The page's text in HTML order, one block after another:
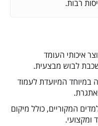
רבות.
איכותי העומד
לבוש מבצעית.
במיוחד המיועדת לעמוד
המקוריים, כולל מיקום
ומקצועי.